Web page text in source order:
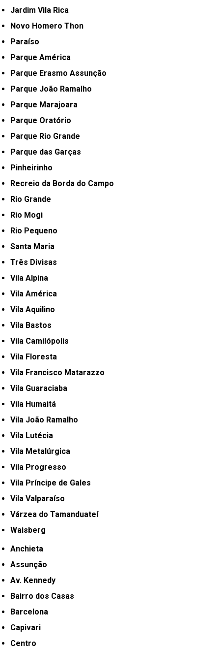
Jardim Vila Rica
Novo Homero Thon
Paraíso
Parque América
Parque Erasmo Assunção
Parque João Ramalho
Parque Marajoara
Parque Oratório
Parque Rio Grande
Parque das Garças
Pinheirinho
Recreio da Borda do Campo
Rio Grande
Rio Mogi
Rio Pequeno
Santa Maria
Três Divisas
Vila Alpina
Vila América
Vila Aquilino
Vila Bastos
Vila Camilópolis
Vila Floresta
Vila Francisco Matarazzo
Vila Guaraciaba
Vila Humaitá
Vila João Ramalho
Vila Lutécia
Vila Metalúrgica
Vila Progresso
Vila Príncipe de Gales
Vila Valparaíso
Várzea do Tamanduateí
Waisberg
Anchieta
Assunção
Av. Kennedy
Bairro dos Casas
Barcelona
Capivari
Centro